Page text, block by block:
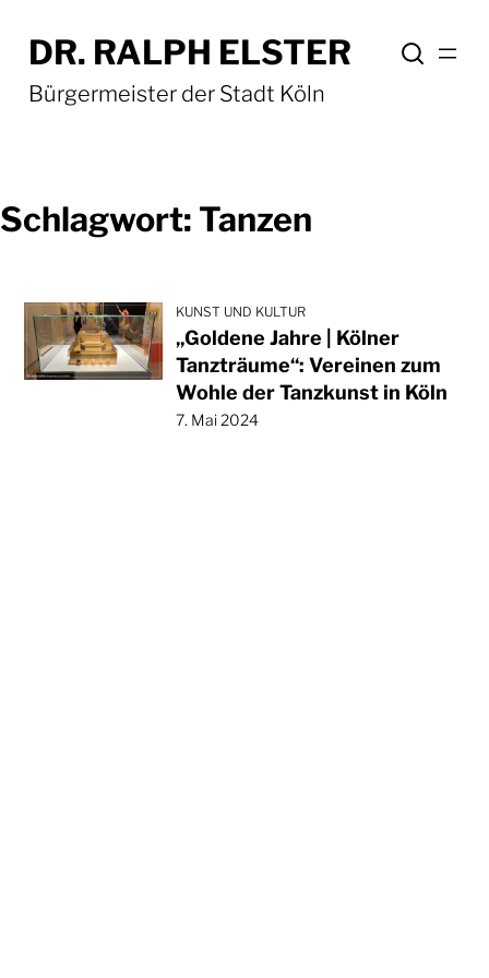
Inhalt
springen
DR. RALPH ELSTER
Bürgermeister der Stadt Köln
Schlagwort: Tanzen
KUNST UND KULTUR
„Goldene Jahre | Kölner
Tanzträume“: Vereinen zum
Wohle der Tanzkunst in Köln
7. Mai 2024